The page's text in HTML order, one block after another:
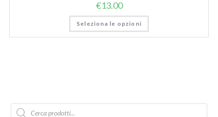
€13.00
Seleziona le opzioni
Products
search